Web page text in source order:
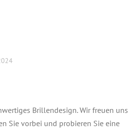
Brillendesign. Wir freuen
Sie vorbei und probieren Sie eine